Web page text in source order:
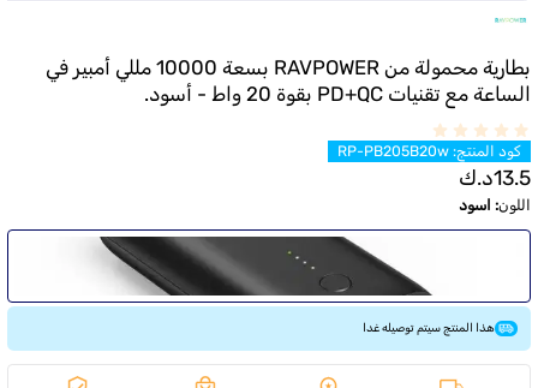
بطارية محمولة من RAVPOWER بسعة 10000 مللي أمبير في
الساعة مع تقنيات PD+QC بقوة 20 واط - أسود.
كود المنتج:
RP-PB205B20w
13.5د.ك
اللون: اسود
هذا المنتج سيتم توصيله غدا